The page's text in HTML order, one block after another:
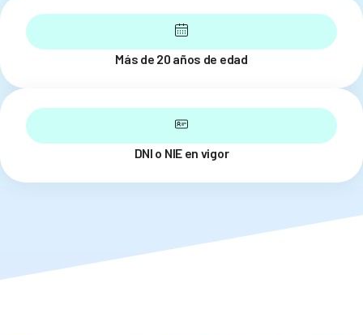
Más de 20 años de edad
DNI o NIE en vigor